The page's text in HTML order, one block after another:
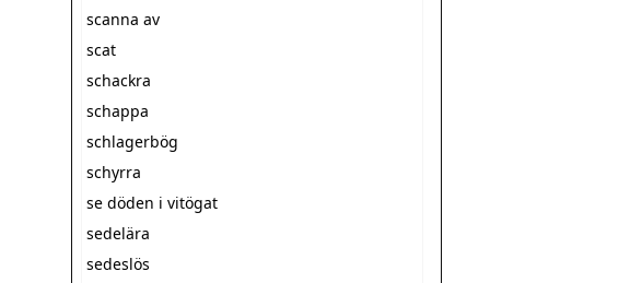
scanna av
scat
schackra
schappa
schlagerbög
schyrra
se döden i vitögat
sedelära
sedeslös